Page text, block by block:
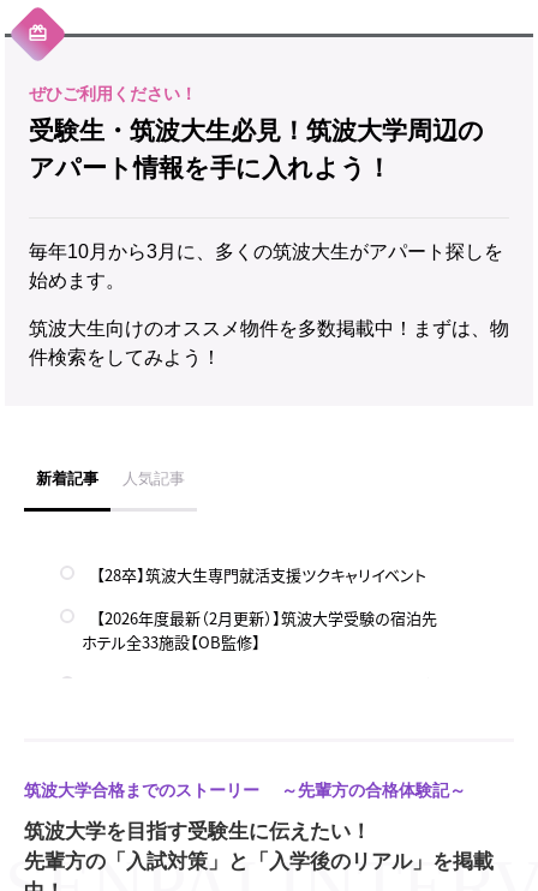
受験生・筑波大生必見！筑波大学周辺の
アパート情報を手に入れよう！
毎年10月から3月に、多くの筑波大生がアパート探しを
始めます。
筑波大生向けのオススメ物件を多数掲載中！まずは、物
件検索をしてみよう！
新着記事 人気記事
【28卒】筑波大生専門就活支援ツクキャリイベント
【2026年度最新（2月更新）】筑波大学受験の宿泊先
ホテル全33施設【OB監修】
【筑波大数学】筑波大二次試験入試 「数学」を解説し
ます！
筑波大学合格までのストーリー ～先輩方の合格体験記～
筑波大学を目指す受験生に伝えたい！
先輩方の「入試対策」と「入学後のリアル」を掲載